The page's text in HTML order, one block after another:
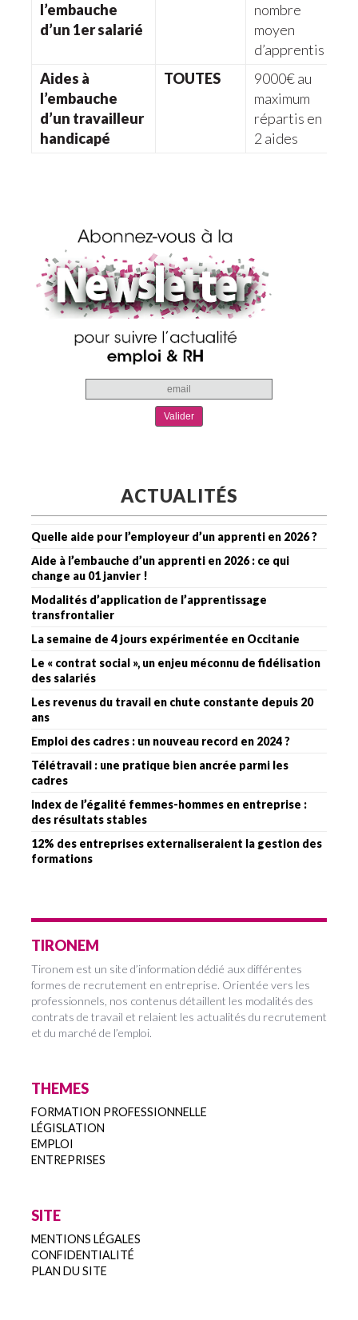
l’embauche
d’un 1er salarié
nombre
moyen
d’apprentis
Aides à
l’embauche
d’un travailleur
handicapé
TOUTES
9000€ au
maximum
répartis en
2 aides
ACTUALITÉS
Quelle aide pour l’employeur d’un apprenti en 2026 ?
Aide à l’embauche d’un apprenti en 2026 : ce qui
change au 01 janvier !
Modalités d’application de l’apprentissage
transfrontalier
La semaine de 4 jours expérimentée en Occitanie
Le « contrat social », un enjeu méconnu de fidélisation
des salariés
Les revenus du travail en chute constante depuis 20
ans
Emploi des cadres : un nouveau record en 2024 ?
Télétravail : une pratique bien ancrée parmi les
cadres
Index de l’égalité femmes-hommes en entreprise :
des résultats stables
12% des entreprises externaliseraient la gestion des
formations
TIRONEM
Tironem est un site d’information dédié aux différentes
formes de recrutement en entreprise. Orientée vers les
professionnels, nos contenus détaillent les modalités des
contrats de travail et relaient les actualités du recrutement
et du marché de l’emploi.
THEMES
FORMATION PROFESSIONNELLE
LÉGISLATION
EMPLOI
ENTREPRISES
SITE
MENTIONS LÉGALES
CONFIDENTIALITÉ
PLAN DU SITE